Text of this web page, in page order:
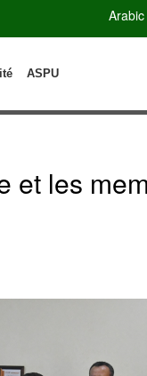
Arabic
ASPU
et les